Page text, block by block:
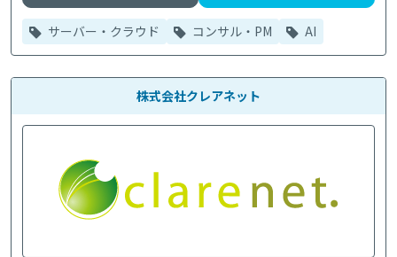
サーバー・クラウド コンサル・PM AI
株式会社クレアネット